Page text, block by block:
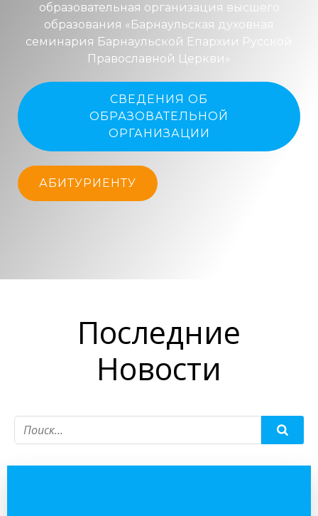
образовательная организация высшего
образования «Барнаульская духовная
семинария Барнаульской Епархии Русской
Православной Церкви»
СВЕДЕНИЯ ОБ
ОБРАЗОВАТЕЛЬНОЙ
ОРГАНИЗАЦИИ
АБИТУРИЕНТУ
Последние
Новости